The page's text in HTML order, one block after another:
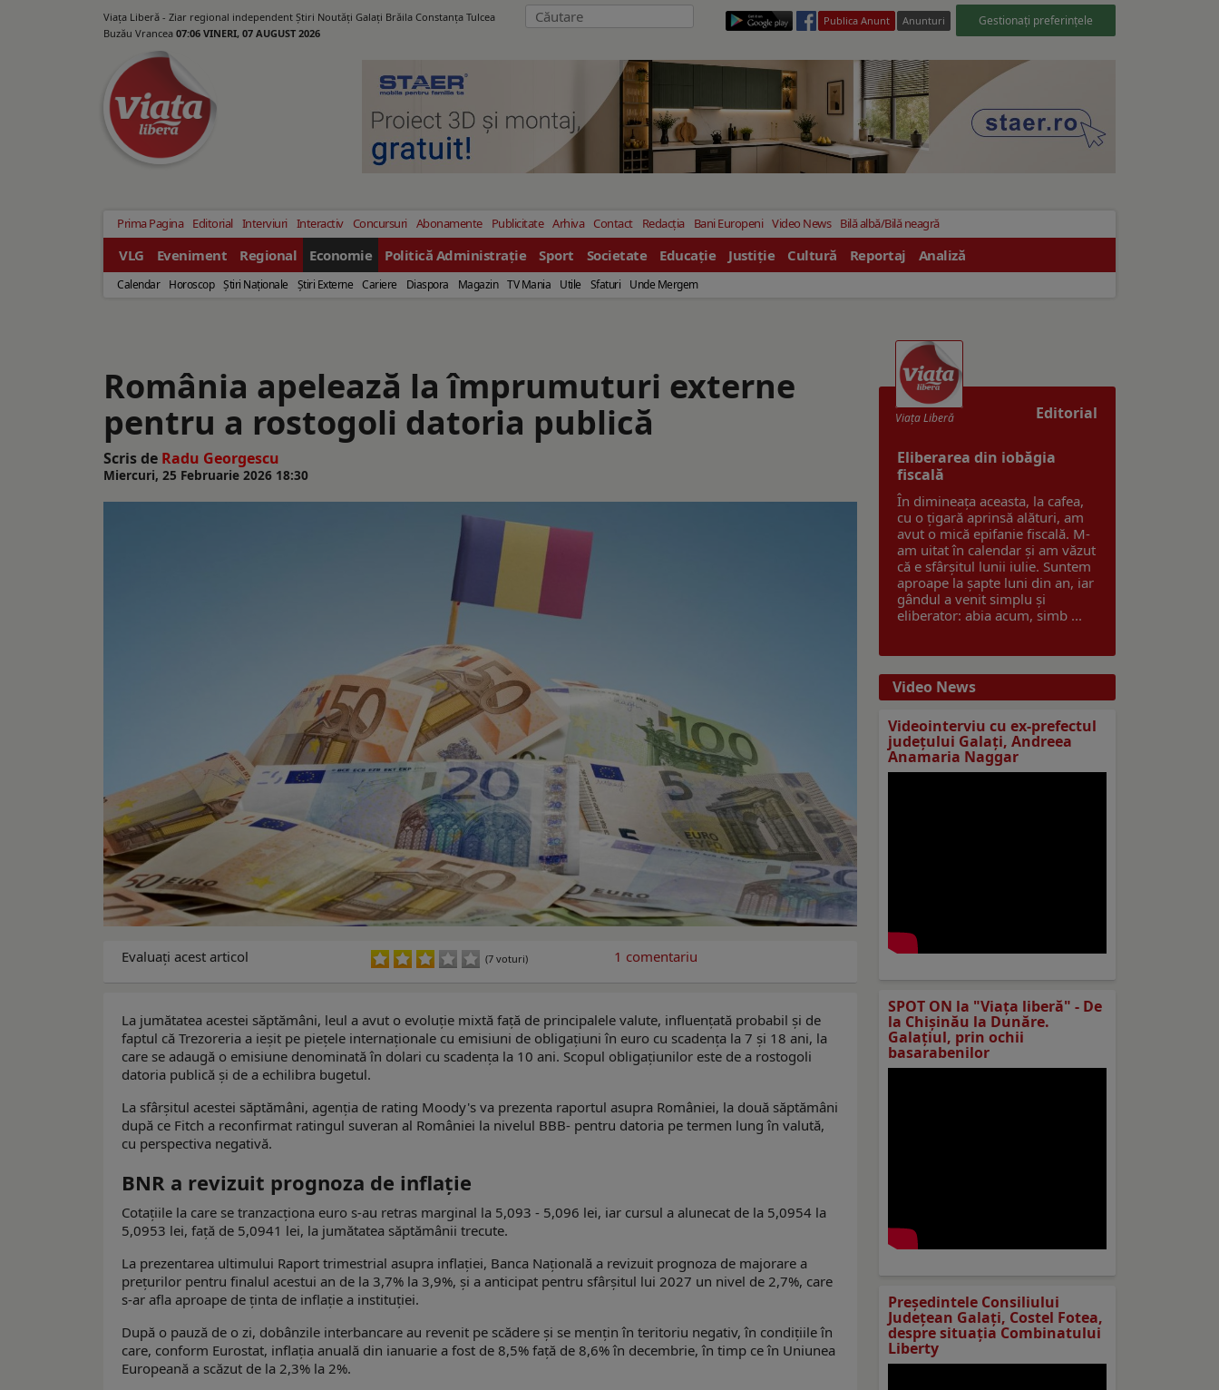
Viața Liberă - Ziar regional independent Știri Noutăți Galaţi Brăila Constanţa Tulcea
Buzău Vrancea 07:06 VINERI, 07 AUGUST 2026
Publica Anunt Anunturi Gestionați preferințele
Prima Pagina Editorial Interviuri Interactiv Concursuri Abonamente Publicitate Arhiva Contact Redacția Bani Europeni Video News Bilă albă/Bilă neagră
VLG Eveniment Regional Economie Politică Administrație Sport Societate Educație Justiție Cultură Reportaj Analiză
Calendar Horoscop Ştiri Naţionale Ştiri Externe Cariere Diaspora Magazin TV Mania Utile Sfaturi Unde Mergem
România apelează la împrumuturi externe
pentru a rostogoli datoria publică
Scris de Radu Georgescu
Miercuri, 25 Februarie 2026 18:30
Evaluaţi acest articol (7 voturi) 1 comentariu
La jumătatea acestei săptămâni, leul a avut o evoluție mixtă față de principalele valute, influențată probabil și de
faptul că Trezoreria a ieșit pe piețele internaționale cu emisiuni de obligațiuni în euro cu scadența la 7 și 18 ani, la
care se adaugă o emisiune denominată în dolari cu scadența la 10 ani. Scopul obligațiunilor este de a rostogoli
datoria publică și de a echilibra bugetul.
La sfârșitul acestei săptămâni, agenția de rating Moody's va prezenta raportul asupra României, la două săptămâni
după ce Fitch a reconfirmat ratingul suveran al României la nivelul BBB- pentru datoria pe termen lung în valută,
cu perspectiva negativă.
BNR a revizuit prognoza de inflaţie
Cotațiile la care se tranzacționa euro s-au retras marginal la 5,093 - 5,096 lei, iar cursul a alunecat de la 5,0954 la
5,0953 lei, față de 5,0941 lei, la jumătatea săptămânii trecute.
La prezentarea ultimului Raport trimestrial asupra inflației, Banca Naţională a revizuit prognoza de majorare a
prețurilor pentru finalul acestui an de la 3,7% la 3,9%, şi a anticipat pentru sfârşitul lui 2027 un nivel de 2,7%, care
s-ar afla aproape de ținta de inflație a instituției.
După o pauză de o zi, dobânzile interbancare au revenit pe scădere și se mențin în teritoriu negativ, în condițiile în
care, conform Eurostat, inflația anuală din ianuarie a fost de 8,5% față de 8,6% în decembrie, în timp ce în Uniunea
Europeană a scăzut de la 2,3% la 2%.
Editorial
Viaţa Liberă
Eliberarea din iobăgia
fiscală
În dimineața aceasta, la cafea,
cu o țigară aprinsă alături, am
avut o mică epifanie fiscală. M-
am uitat în calendar și am văzut
că e sfârșitul lunii iulie. Suntem
aproape la șapte luni din an, iar
gândul a venit simplu și
eliberator: abia acum, simb ...
Video News
Videointerviu cu ex-prefectul
judeţului Galaţi, Andreea
Anamaria Naggar
SPOT ON la "Viaţa liberă" - De
la Chișinău la Dunăre.
Galațiul, prin ochii
basarabenilor
Preşedintele Consiliului
Judeţean Galaţi, Costel Fotea,
despre situaţia Combinatului
Liberty